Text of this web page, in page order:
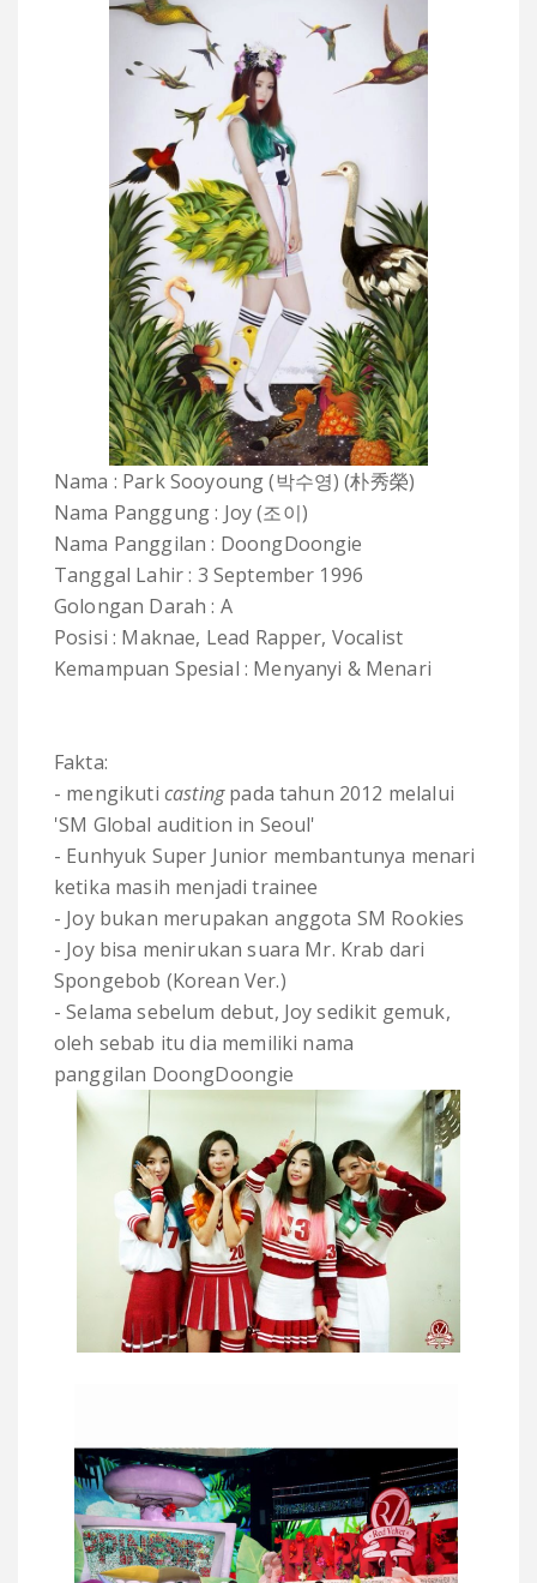
Nama : Park Sooyoung (박수영) (朴秀榮)
Nama Panggung : Joy (조이)
Nama Panggilan : DoongDoongie
Tanggal Lahir : 3 September 1996
Golongan Darah : A
Posisi : Maknae, Lead Rapper, Vocalist
Kemampuan Spesial : Menyanyi & Menari
Fakta:
- mengikuti castingpada tahun 2012 melalui
'SM Global audition in Seoul'
- Eunhyuk Super Junior membantunya menari
ketika masih menjadi trainee
- Joy bukan merupakan anggota SM Rookies
- Joy bisa menirukan suara Mr. Krab dari
Spongebob (Korean Ver.)
- Selama sebelum debut, Joy sedikit gemuk,
oleh sebab itu dia memiliki nama
panggilan DoongDoongie